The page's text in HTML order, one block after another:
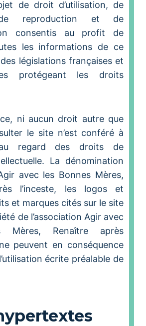
de droit d’utilisation, de
reproduction et de
consentis au profit de
les informations de ce
législations françaises et
protégeant les droits
ni aucun droit autre que
le site n’est conféré à
au regard des droits de
La dénomination
avec les Bonnes Mères,
l’inceste, les logos et
et marques cités sur le site
de l’association Agir avec
Mères, Renaître après
peuvent en conséquence
écrite préalable de